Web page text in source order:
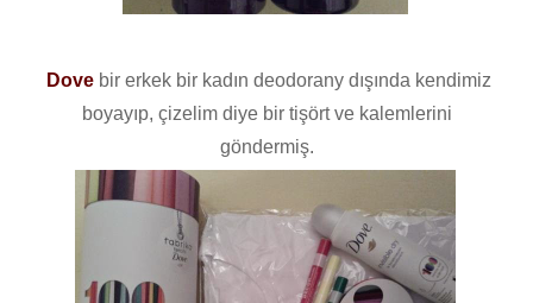
Dove bir erkek bir kadın deodorany dışında kendimiz
boyayıp, çizelim diye bir tişört ve kalemlerini
göndermiş.